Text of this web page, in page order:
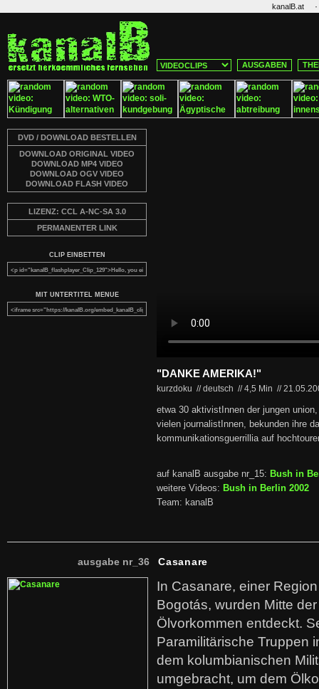
kanalB.at ·
AUSGABEN
DVD / DOWNLOAD BESTELLEN
DOWNLOAD ORIGINAL VIDEO
DOWNLOAD MP4 VIDEO
DOWNLOAD OGV VIDEO
DOWNLOAD FLASH VIDEO
LIZENZ: CCL A-NC-SA 3.0
PERMANENTER LINK
CLIP EINBETTEN
MIT UNTERTITEL MENUE
"DANKE AMERIKA!"
kurzdoku // deutsch //4,5 Min //
etwa 30 aktivistInnen der jungen
vielen journalistInnen, bekunden ihre
kommunikationsguerrillia auf
auf kanalB ausgabe nr_15: Bush in
weitere Videos: Bush in Berlin 2002
Team: kanalB
ausgabe nr_36 Casanare
In Casanare, einer
Bogotás, wurden Mitte
Ölvorkommen entdeckt.
Paramilitärische Truppen
dem kolumbianischen
umgebracht, um dem